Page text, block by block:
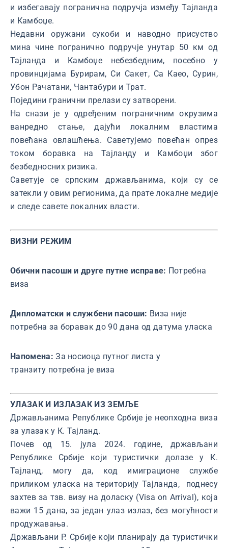
и избегавају погранична подручја између Тајланда
и Камбоџе.
Недавни оружани сукоби и наводно присуство
мина чине погранично подручје унутар 50 км од
Тајланда и Камбоџе небезбедним, посебно у
провинцијама Бурирам, Си Сакет, Са Каео, Сурин,
Убон Рачатани, Чантабури и Трат.
Поједини гранични прелази су затворени.
На снази је у одређеним пограничним окрузима
ванредно стање, дајући локалним властима
повећана овлашћења. Саветујемо повећан опрез
током боравка на Тајланду и Камбоџи због
безбедносних ризика.
Саветује се српским држављанима, који су се
затекли у овим регионима, да прате локалне медије
и следе савете локалних власти.
ВИЗНИ РЕЖИМ
Обични пасоши и друге путне исправе: Потребна
виза
Дипломатски и службени пасоши: Виза није
потребна за боравак до 90 дана од датума уласка
Напомена:За носиоца путног листа у
транзиту потребна је виза
УЛАЗАК И ИЗЛАЗАК ИЗ ЗЕМЉЕ
Држављанима Републике Србије је неопходна виза
за улазак у К. Тајланд.
Почев од 15. јула 2024. године, држављани
Републике Србије који туристички долазе у К.
Тајланд, могу да, код имиграционе службе
приликом уласка на територију Тајланда, поднесу
захтев за тзв. визу на доласку (Visa on Arrival), која
важи 15 дана, за један улаз излаз, без могућности
продужавања.
Држављани Р. Србије који планирају да туристички